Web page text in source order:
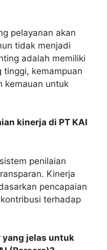
pelayanan akan
tidak menjadi
adalah memiliki
tinggi, kemampuan
kemauan untuk
kinerja di PT KAI
penilaian
Kinerja
pencapaian
terhadap
yang jelas untuk